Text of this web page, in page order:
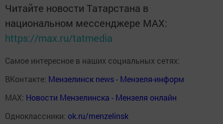
Читайте новости Татарстана в
национальном мессенджере MАХ:
https://max.ru/tatmedia
Самое интересное в наших социальных сетях:
ВКонтакте: Мензелинск news - Мензеля-информ
MAX: Новости Мензелинска - Мензеля онлайн
Одноклассники: ok.ru/menzelinsk